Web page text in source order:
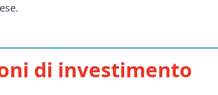
di investimento